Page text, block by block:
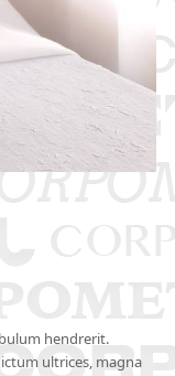
hendrerit.
ultrices, magna